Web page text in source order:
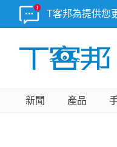
T客邦為提供您
新聞 產品